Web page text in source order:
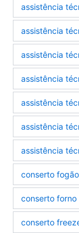
assistência
assistência
assistência
assistência
assistência
assistência
assistência
conserto
conserto
conserto